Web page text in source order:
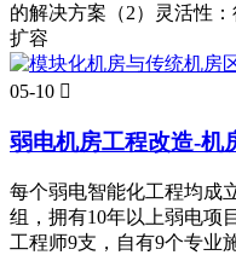
的解决方案（2）灵活性
扩容
05-10 
弱电机房工程改造-机
每个弱电智能化工程均成
组，拥有10年以上弱电项
工程师9支，自有9个专业